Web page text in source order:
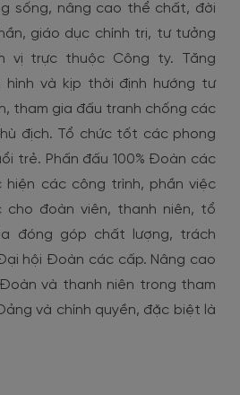
sống, nâng cao thể chất, đời
giáo dục chính trị, tư tưởng
vị trực thuộc Công ty. Tăng
hình và kịp thời định hướng tư
tham gia đấu tranh chống các
địch. Tổ chức tốt các phong
trẻ. Phấn đấu 100% Đoàn các
hiện các công trình, phần việc
cho đoàn viên, thanh niên, tổ
đóng góp chất lượng, trách
hội Đoàn các cấp. Nâng cao
và thanh niên trong tham
và chính quyền, đặc biệt là